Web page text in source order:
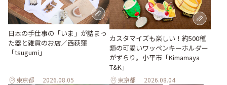
日本の手仕事の「いま」が詰まっ
た器と雑貨のお店／西荻窪
「tsugumi」
東京都 2026.08.05
カスタマイズも楽しい！約500種
類の可愛いワッペンキーホルダー
がずらり。小平市「Kimamaya
T&K」
東京都 2026.08.04